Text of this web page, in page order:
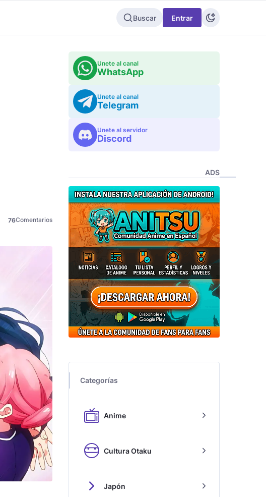
Buscar Entrar
76Comentarios
Unete al canal
WhatsApp
Unete al canal
Telegram
Unete al servidor
Discord
ADS
Categorías
Anime
Cultura Otaku
Japón